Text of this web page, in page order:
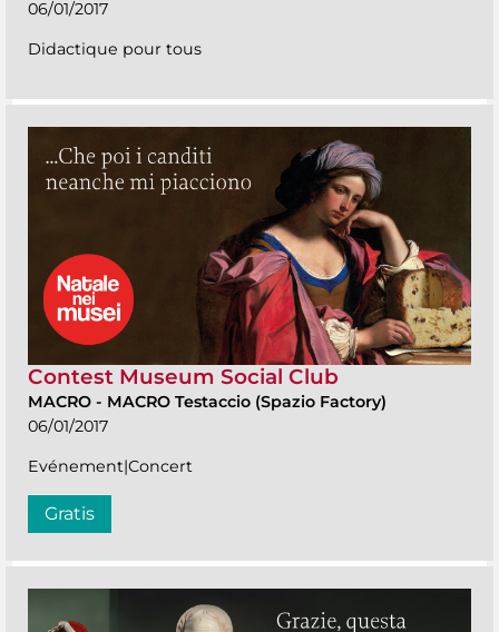
06/01/2017
Didactique pour tous
Contest Museum Social Club
MACRO - MACRO Testaccio (Spazio Factory)
06/01/2017
Evénement|Concert
Gratis